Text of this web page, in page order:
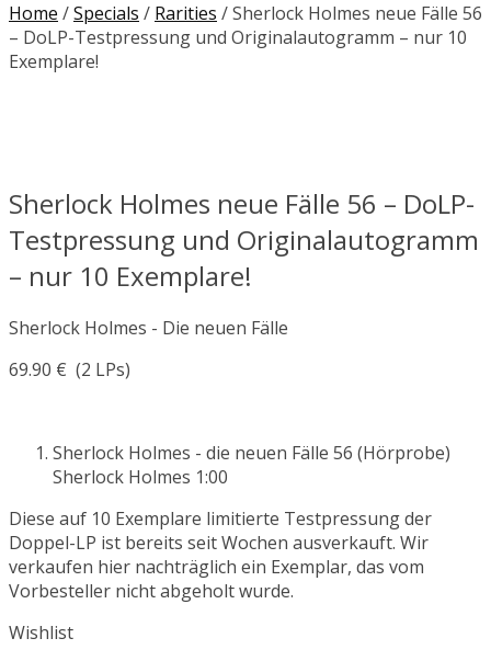
Home /Specials / Rarities / Sherlock Holmes neue Fälle 56
– DoLP-Testpressung und Originalautogramm – nur 10
Exemplare!
Sherlock Holmes neue Fälle 56 – DoLP-
Testpressung und Originalautogramm
– nur 10 Exemplare!
Sherlock Holmes - Die neuen Fälle
69.90 € (2 LPs)
Sherlock Holmes - die neuen Fälle 56 (Hörprobe)
Sherlock Holmes 1:00
Diese auf 10 Exemplare limitierte Testpressung der
Doppel-LP ist bereits seit Wochen ausverkauft. Wir
verkaufen hier nachträglich ein Exemplar, das vom
Vorbesteller nicht abgeholt wurde.
Wishlist